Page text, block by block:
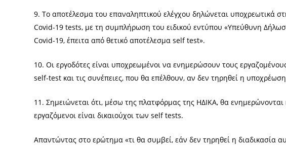
9. Το αποτέλεσμα του επαναληπτικού ελέγχου δηλώνεται υποχρεωτικά
Covid-19 tests, με τη συμπλήρωση του ειδικού εντύπου «Υπεύθυνη
Covid-19, έπειτα από θετικό αποτέλεσμα self test».
10. Οι εργοδότες είναι υποχρεωμένοι να ενημερώσουν τους
self-test και τις συνέπειες, που θα επέλθουν, αν δεν τηρηθεί η
11. Σημειώνεται ότι, μέσω της πλατφόρμας της ΗΔΙΚΑ, θα ενημερώνονται
εργαζόμενοι είναι δικαιούχοι των self tests.
Απαντώντας στο ερώτημα «τι θα συμβεί, εάν δεν τηρηθεί η διαδικασία